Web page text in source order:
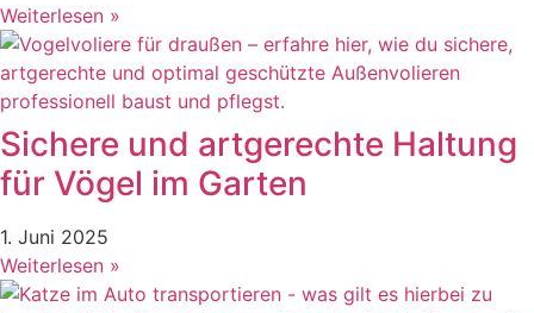
Weiterlesen »
Sichere und artgerechte Haltung
für Vögel im Garten
1. Juni 2025
Weiterlesen »